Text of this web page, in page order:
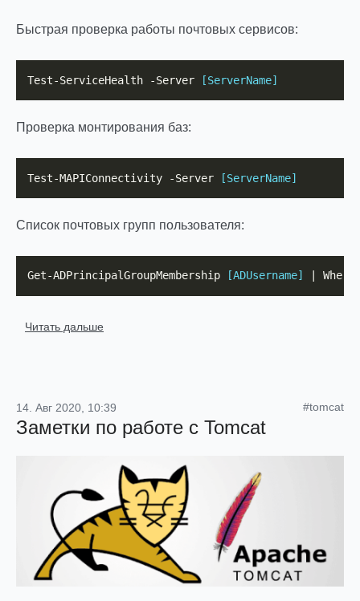
Быстрая проверка работы почтовых сервисов:
Test-ServiceHealth -Server [ServerName]
Проверка монтирования баз:
Test-MAPIConnectivity -Server [ServerName]
Список почтовых групп пользователя:
Get-ADPrincipalGroupMembership [ADUsername] | Where
Читать дальше
#tomcat
14. Авг 2020, 10:39
Заметки по работе с Tomcat